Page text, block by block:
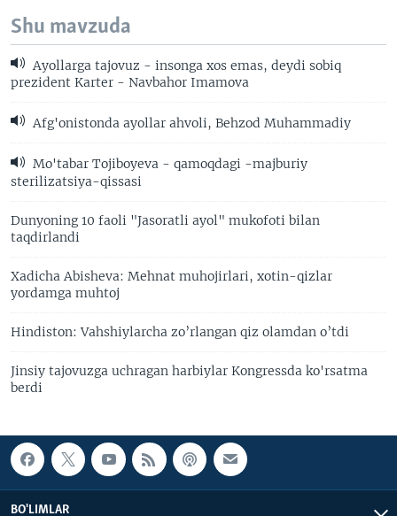
Shu mavzuda
Ayollarga tajovuz - insonga xos emas, deydi sobiq
prezident Karter - Navbahor Imamova
Afg'onistonda ayollar ahvoli, Behzod Muhammadiy
Mo'tabar Tojiboyeva - qamoqdagi -majburiy
sterilizatsiya-qissasi
Dunyoning 10 faoli "Jasoratli ayol" mukofoti bilan
taqdirlandi
Xadicha Abisheva: Mehnat muhojirlari, xotin-qizlar
yordamga muhtoj
Hindiston: Vahshiylarcha zo’rlangan qiz olamdan o’tdi
Jinsiy tajovuzga uchragan harbiylar Kongressda ko'rsatma
berdi
BO'LIMLAR